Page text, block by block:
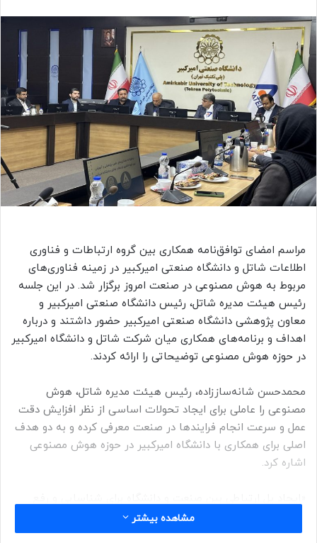
مراسم امضای توافق‌نامه همکاری بین گروه ارتباطات و فناوری
اطلاعات شاتل و دانشگاه صنعتی امیرکبیر در زمینه فناوری‌های
مربوط به هوش مصنوعی در صنعت امروز برگزار شد. در این جلسه
رئیس هیئت مدیره شاتل، رئیس دانشگاه صنعتی امیرکبیر و
معاون پژوهشی دانشگاه صنعتی امیرکبیر حضور داشتند و درباره
اهداف و برنامه‌های همکاری میان شرکت شاتل و دانشگاه امیرکبیر
در حوزه هوش مصنوعی توضیحاتی را ارائه کردند.
محمدحسن شانه‌ساززاده، رئیس هیئت مدیره شاتل، هوش
مصنوعی را عاملی برای ایجاد تحولات اساسی از نظر افزایش‌ دقت
عمل و سرعت انجام فرایندها در صنعت معرفی کرده و به دو هدف
اصلی برای همکاری با دانشگاه امیرکبیر در حوزه هوش مصنوعی
اشاره کرد.
نیازهای جامعه» اولین هدفی بود که شانه‌ساززاده به آن اشاره
کرد و توضیح داد که این تکنولوژی می‌تواند کاربردهای مختلفی
مشاهده بیشتر